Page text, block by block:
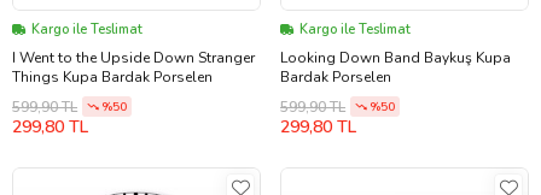
Kargo ile Teslimat
I Went to the Upside Down Stranger
Things Kupa Bardak Porselen
599,90 TL
%50
299,80 TL
Kargo ile Teslimat
Looking Down Band Baykuş Kupa
Bardak Porselen
599,90 TL
%50
299,80 TL